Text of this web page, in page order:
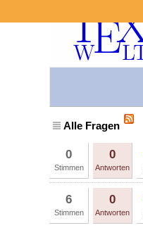
Alle Fragen
0
Stimmen
0
Antworten
6
Stimmen
0
Antworten